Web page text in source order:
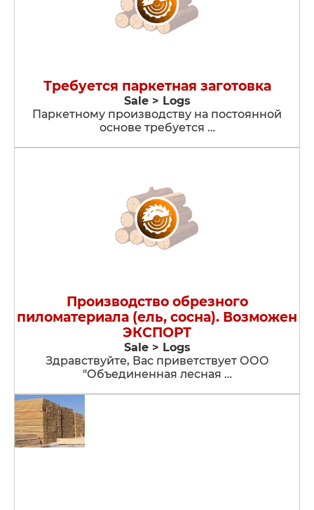
Требуется паркетная заготовка
Sale > Logs
Паркетному производству на постоянной
основе требуется …
Производство обрезного
пиломатериала (ель, сосна). Возможен
ЭКСПОРТ
Sale > Logs
Здравствуйте, Вас приветствует ООО
"Объединенная лесная …